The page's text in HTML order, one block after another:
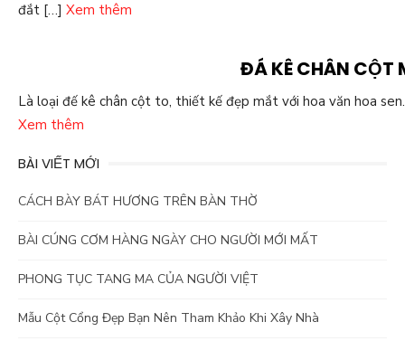
đắt […] Xem thêm
ĐÁ KÊ CHÂN CỘT
Là loại đế kê chân cột to, thiết kế đẹp mắt với hoa văn hoa
Xem thêm
BÀI VIẾT MỚI
CÁCH BÀY BÁT HƯƠNG TRÊN BÀN THỜ
BÀI CÚNG CƠM HÀNG NGÀY CHO NGƯỜI MỚI MẤT
PHONG TỤC TANG MA CỦA NGƯỜI VIỆT
Mẫu Cột Cổng Đẹp Bạn Nên Tham Khảo Khi Xây Nhà